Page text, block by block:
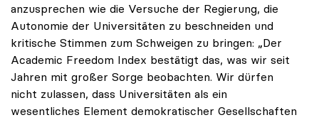
anzusprechen wie die Versuche der Regierung, die
Autonomie der Universitäten zu beschneiden und
kritische Stimmen zum Schweigen zu bringen: „Der
Academic Freedom Index bestätigt das, was wir seit
Jahren mit großer Sorge beobachten. Wir dürfen
nicht zulassen, dass Universitäten als ein
wesentliches Element demokratischer Gesellschaften